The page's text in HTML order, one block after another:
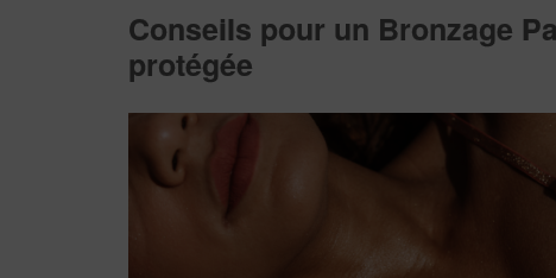
Conseils pour un Bronzage
protégée